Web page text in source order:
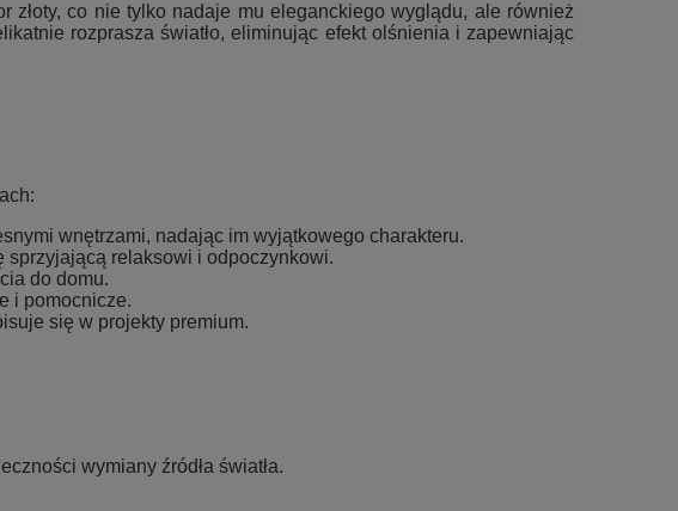
złoty, co nie tylko nadaje mu eleganckiego wyglądu, ale również
rozprasza światło, eliminując efekt olśnienia i zapewniając
wnętrzami, nadając im wyjątkowego charakteru.
sprzyjającą relaksowi i odpoczynkowi.
do domu.
i pomocnicze.
się w projekty premium.
wymiany źródła światła.